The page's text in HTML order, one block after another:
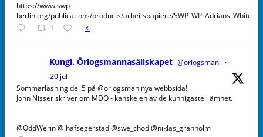
https://www.swp-
berlin.org/publications/products/arbeitspapiere/
1 X
Kungl. Örlogsmannasällskapet @orlogsman
·
20 jul
Sommarläsning del 5 på @orlogsman nya webbsida!
John Nisser skriver om MDO - kanske en av de kunnigaste i ämnet.
@OddWerin @jhafsegerstad @swe_chod @niklas_granholm